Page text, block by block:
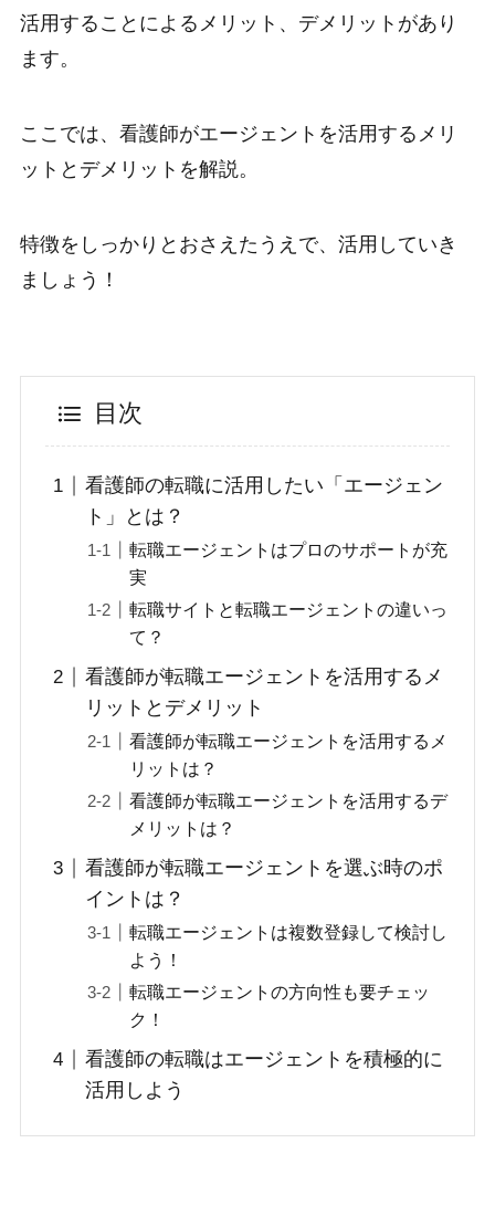
活用することによるメリット、デメリットがあり
ます。
ここでは、看護師がエージェントを活用するメリ
ットとデメリットを解説。
特徴をしっかりとおさえたうえで、活用していき
ましょう！
目次
看護師の転職に活用したい「エージェン
ト」とは？
転職エージェントはプロのサポートが充
実
転職サイトと転職エージェントの違いっ
て？
看護師が転職エージェントを活用するメ
リットとデメリット
看護師が転職エージェントを活用するメ
リットは？
看護師が転職エージェントを活用するデ
メリットは？
看護師が転職エージェントを選ぶ時のポ
イントは？
転職エージェントは複数登録して検討し
よう！
転職エージェントの方向性も要チェッ
ク！
看護師の転職はエージェントを積極的に
活用しよう